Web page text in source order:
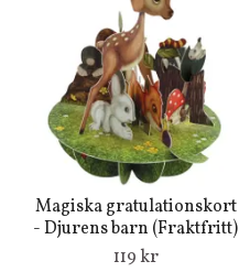
Magiska gratulationskort
- Djurens barn (Fraktfritt)
119 kr